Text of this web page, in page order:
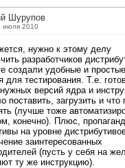
Шурупов
июля 2010
нужно к этому делу
разработчиков
создали удобные и простые
для тестирования. Т.е.
версий ядра и
поставить, загрузить и что
(лучше тоже
конечно). Плюс,
на уровне
заинтересованных
(пусть у себя на
ту же инструкцию).